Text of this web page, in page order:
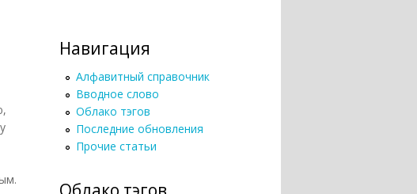
Навигация
Алфавитный справочник
Вводное слово
Облако тэгов
Последние обновления
Прочие статьи